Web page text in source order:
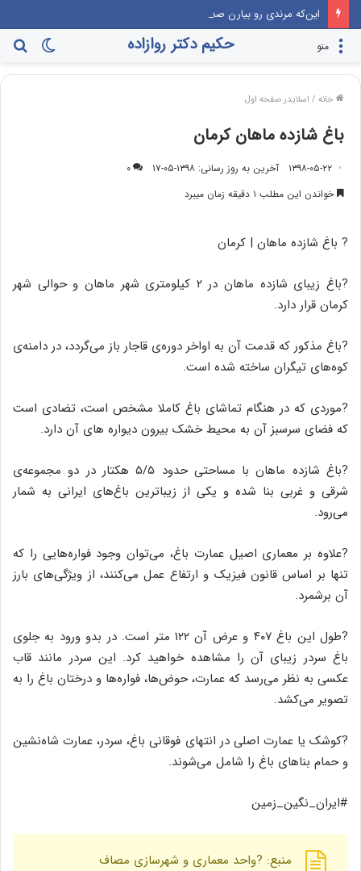
تغییر
پوسته
حکیم دکتر روازاده منو
خانه / اسلایدر صفحه اول
باغ شازده ماهان کرمان
۱۳۹۸-۰۵-۲۲ آخرین به روز رسانی: ۱۳۹۸-۰۵-۱۷
۰
خواندن این مطلب ۱ دقیقه زمان میبرد
? باغ شازده ماهان | کرمان
?باغ زیبای شازده ماهان در ۲ کیلومتری شهر ماهان و حوالی شهر
کرمان قرار دارد.
?باغ مذکور که قدمت آن به اواخر دوره‌ی قاجار باز می‌گردد، در دامنه‌ی
کوه‌های تیگران ساخته شده است.
?موردی که در هنگام تماشای باغ کاملا مشخص است، تضادی است
که فضای سرسبز آن به محیط خشک بیرون دیواره ‌های آن دارد.
?باغ شازده ماهان با مساحتی حدود ۵/۵ هکتار در دو مجموعه‌ی
شرقی و غربی بنا شده و یکی از زیباترین باغ‌های ایرانی به شمار
می‌رود.
?علاوه بر معماری اصیل عمارت باغ، می‌توان وجود فواره‌هایی را که
تنها بر اساس قانون فیزیک و ارتفاع عمل می‌کنند، از ویژگی‌های بارز
آن برشمرد.
?طول این باغ ۴۰۷ و عرض آن ۱۲۲ متر است. در بدو ورود به جلوی
باغ سردر زیبای آن را مشاهده خواهید کرد. این سردر مانند قاب
عکسی به نظر می‌رسد که عمارت، حوض‌ها، فواره‌ها و درختان باغ را به
تصویر می‌کشد.
?کوشک یا عمارت اصلی در انتهای فوقانی باغ، سردر، عمارت شاه‌نشین
و حمام بناهای باغ را شامل می‌شوند.
#ایران_نگین_زمین
منبع: ?واحد معماری و شهرسازی مصاف